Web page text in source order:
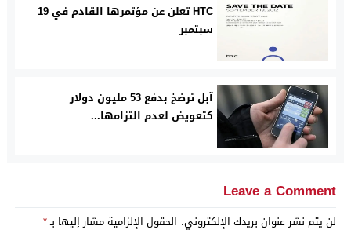
HTC تعلن عن مؤتمرها القادم في 19
سبتمبر
آبل ترضخ بدفع 53 مليون دولار
كتعويض لعدم التزامها...
Leave a Comment
لن يتم نشر عنوان بريدك الإلكتروني. الحقول الإلزامية مشار إليها بـ*